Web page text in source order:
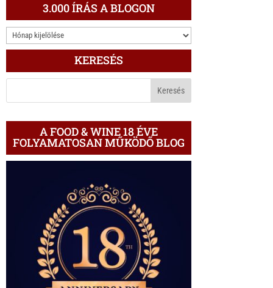
3.000 ÍRÁS A BLOGON
3.000
ÍRÁS
BLOGON
KERESÉS
A FOOD & WINE 18 ÉVE
FOLYAMATOSAN MŰKÖDŐ BLOG